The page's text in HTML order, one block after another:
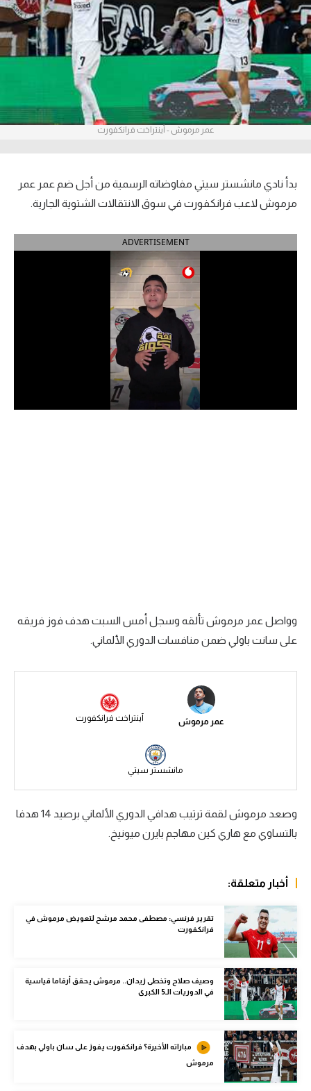
آراء حرة
ركن الألعاب
بطولات
أمريكا 2026
الدوري الإنجليزي الممتاز
الدوري الإسباني
الدوري السعودي للمحترفين
سعودي في الجول
الدوري الإنجليزي
دوري أبطال أوروبا
كرة السلة الأمريكية
كرة يد
كرة طائرة
الوطن العربي
في المونديال
رياضة نسائية
آسيا
أمريكا
ركن الألعاب
عمر مرموش - أينتراخت فرانكفورت
بدأ نادي مانشستر سيتي مفاوضاته الرسمية من أجل ضم عمر عمر
مرموش لاعب فرانكفورت في سوق الانتقالات الشتوية الجارية.
ADVERTISEMENT
وواصل عمر مرموش تألقه وسجل أمس السبت هدف فوز فريقه
على سانت باولي ضمن منافسات الدوري الألماني.
عمر مرموش آينتراخت فرانكفورت
مانشستر سيتي
وصعد مرموش لقمة ترتيب هدافي الدوري الألماني برصيد 14 هدفا
بالتساوي مع هاري كين مهاجم بايرن ميونيخ.
أخبار متعلقة:
تقرير فرنسي: مصطفى محمد مرشح لتعويض مرموش في
فرانكفورت
وصيف صلاح وتخطى زيدان.. مرموش يحقق أرقاما قياسية
في الدوريات الـ5 الكبرى
مباراته الأخيرة؟ فرانكفورت يفوز على سان باولي بهدف
مرموش